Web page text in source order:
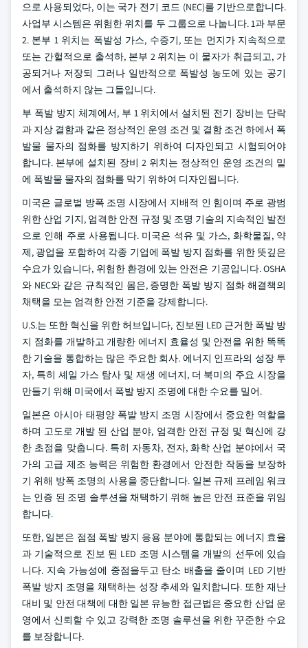
으로 사용되었다, 이는 국가 전기 코드 (NEC)를 기반으로합니다.
사업부 시스템은 위험한 위치를 두 그룹으로 나눕니다. 1과 부문
2. 본부 1 위치는 폭발성 가스, 수증기, 또는 먼지가 지속적으로
또는 간헐적으로 출석하, 본부 2 위치는 이 물자가 취급되고, 가
공되거나 저장되 그러나 일반적으로 폭발성 농도에 있는 공기
에서 출석하지 않는 그들입니다.
부 폭발 방지 체계에서, 부 1 위치에서 설치된 전기 장비는 단락
과 지상 결함과 같은 정상적인 운영 조건 및 결함 조건 하에서 폭
발물 물자의 점화를 방지하기 위하여 디자인되고 시험되어야
합니다. 본부에 설치된 장비 2 위치는 정상적인 운영 조건의 밑
에 폭발물 물자의 점화를 막기 위하여 디자인됩니다.
미국은 글로벌 방폭 조명 시장에서 지배적 인 힘이며 주로 광범
위한 산업 기지, 엄격한 안전 규정 및 조명 기술의 지속적인 발전
으로 인해 주로 사용됩니다. 미국은 석유 및 가스, 화학물질, 약
제, 광업을 포함하여 각종 기업에 폭발 방지 점화를 위한 뜻깊은
수요가 있습니다, 위험한 환경에 있는 안전은 기공입니다. OSHA
와 NEC와 같은 규칙적인 몸은, 증명한 폭발 방지 점화 해결책의
채택을 모는 엄격한 안전 기준을 강제합니다.
U.S.는 또한 혁신을 위한 허브입니다, 진보된 LED 근거한 폭발 방
지 점화를 개발하고 개량한 에너지 효율성 및 안전을 위한 똑똑
한 기술을 통합하는 많은 주요한 회사. 에너지 인프라의 성장 투
자, 특히 셰일 가스 탐사 및 재생 에너지, 더 북미의 주요 시장을
만들기 위해 미국에서 폭발 방지 조명에 대한 수요를 밀어.
일본은 아시아 태평양 폭발 방지 조명 시장에서 중요한 역할을
하며 고도로 개발 된 산업 분야, 엄격한 안전 규정 및 혁신에 강
한 초점을 맞춥니다. 특히 자동차, 전자, 화학 산업 분야에서 국
가의 고급 제조 능력은 위험한 환경에서 안전한 작동을 보장하
기 위해 방폭 조명의 사용을 중단합니다. 일본 규제 프레임 워크
는 인증 된 조명 솔루션을 채택하기 위해 높은 안전 표준을 위임
합니다.
또한, 일본은 점점 폭발 방지 응용 분야에 통합되는 에너지 효율
과 기술적으로 진보 된 LED 조명 시스템을 개발의 선두에 있습
니다. 지속 가능성에 중점을두고 탄소 배출을 줄이며 LED 기반
폭발 방지 조명을 채택하는 성장 추세와 일치합니다. 또한 재난
대비 및 안전 대책에 대한 일본 유능한 접근법은 중요한 산업 운
영에서 신뢰할 수 있고 강력한 조명 솔루션을 위한 꾸준한 수요
를 보장합니다.